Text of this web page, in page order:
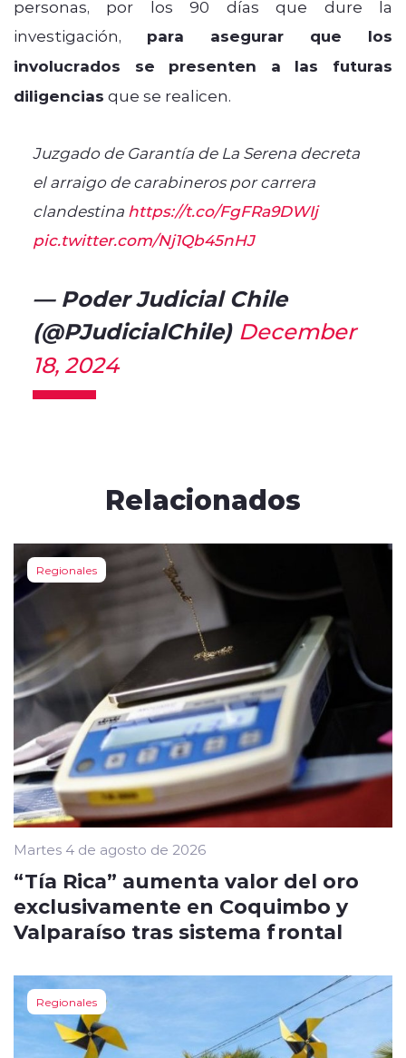
personas, por los 90 días que dure la
investigación, para asegurar que los
involucrados se presenten a las futuras
diligencias que se realicen.
Juzgado de Garantía de La Serena decreta
el arraigo de carabineros por carrera
clandestina https://t.co/FgFRa9DWIj
pic.twitter.com/Nj1Qb45nHJ
— Poder Judicial Chile
(@PJudicialChile) December
18, 2024
Relacionados
Regionales
Martes 4 de agosto de 2026
“Tía Rica” aumenta valor del oro
exclusivamente en Coquimbo y
Valparaíso tras sistema frontal
Regionales